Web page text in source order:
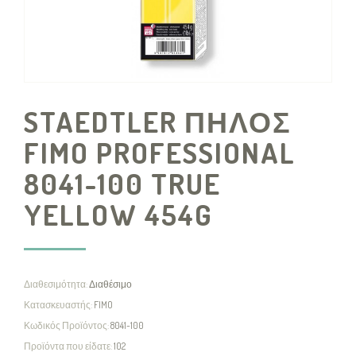
STAEDTLER ΠΗΛΟΣ
FIMO PROFESSIONAL
8041-100 TRUE
YELLOW 454G
Διαθεσιμότητα:Διαθέσιμο
Κατασκευαστής: FIMO
Κωδικός Προϊόντος:8041-100
Προϊόντα που είδατε:102